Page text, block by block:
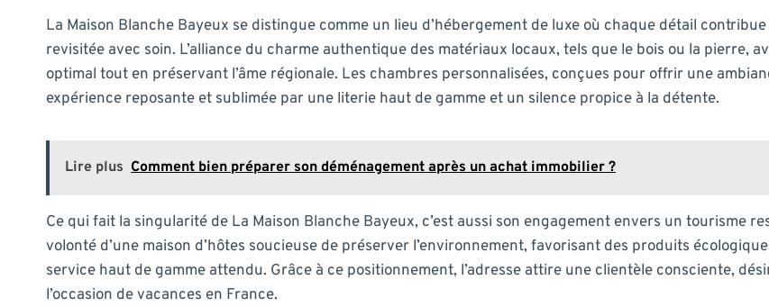
La Maison Blanche Bayeux se distingue comme un lieu d’hébergement de luxe où chaque détail
revisitée avec soin. L’alliance du charme authentique des matériaux locaux, tels que le bois ou la pierre,
optimal tout en préservant l’âme régionale. Les chambres personnalisées, conçues pour offrir une
expérience reposante et sublimée par une literie haut de gamme et un silence propice à la détente.
Lire plus Comment bien préparer son déménagement après un achat immobilier ?
Ce qui fait la singularité de La Maison Blanche Bayeux, c’est aussi son engagement envers un tourisme
volonté d’une maison d’hôtes soucieuse de préserver l’environnement, favorisant des produits
service haut de gamme attendu. Grâce à ce positionnement, l’adresse attire une clientèle consciente,
l’occasion de vacances en France.